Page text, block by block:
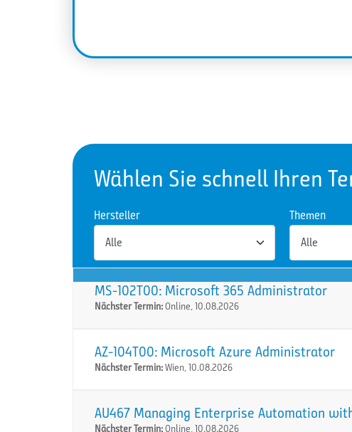
Wählen Sie schnell Ihren
Hersteller Themen
MS-102T00: Microsoft 365 Administrator
Nächster Termin:Online, 10.08.2026
AZ-104T00: Microsoft Azure Administrator
Nächster Termin:Wien, 10.08.2026
AU467 Managing Enterprise Automation
Nächster Termin:Online, 10.08.2026